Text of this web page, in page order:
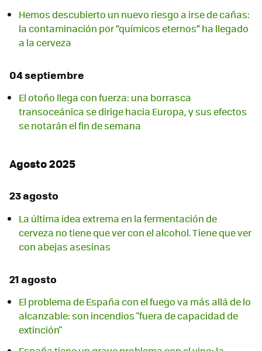
Hemos descubierto un nuevo riesgo a irse de cañas:
la contaminación por “químicos eternos” ha llegado
a la cerveza
04 septiembre
El otoño llega con fuerza: una borrasca
transoceánica se dirige hacia Europa, y sus efectos
se notarán el fin de semana
Agosto 2025
23 agosto
La última idea extrema en la fermentación de
cerveza no tiene que ver con el alcohol. Tiene que ver
con abejas asesinas
21 agosto
El problema de España con el fuego va más allá de lo
alcanzable: son incendios "fuera de capacidad de
extinción"